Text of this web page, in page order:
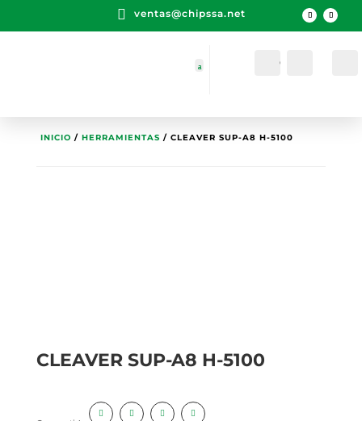
 ventas@chipssa.net
Cuenta
INICIO / HERRAMIENTAS / CLEAVER SUP-A8 H-5100
CLEAVER SUP-A8 H-5100